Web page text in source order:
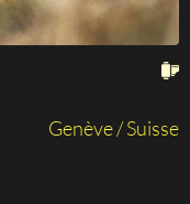
Genève / Suisse